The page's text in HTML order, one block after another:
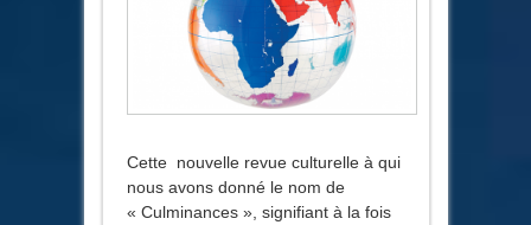
Cette nouvelle revue culturelle à qui
nous avons donné le nom de
« Culminances », signifiant à la fois